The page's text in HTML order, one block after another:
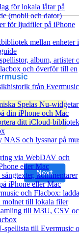
för lokala låtar på
(mobil och dator)
för ljudfiler på iPhone
mellan enheter i
album, artister
och överför till en
från Evermusic
Spelas Nu-
din iPhone och Mac
ditt iCloud-bibliotek
NAS och lyssnar på
via WebDAV och
eller Mac
kommentarer
iPhone eller Mac
och Flacbox: ladda
molnet till lokala filer
till M3U, CSV
spellista till Evermusic